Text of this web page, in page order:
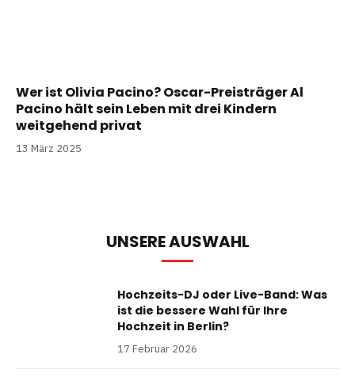
Wer ist Olivia Pacino? Oscar-Preisträger Al
Pacino hält sein Leben mit drei Kindern
weitgehend privat
13 März 2025
UNSERE AUSWAHL
Hochzeits-DJ oder Live-Band: Was
ist die bessere Wahl für Ihre
Hochzeit in Berlin?
17 Februar 2026